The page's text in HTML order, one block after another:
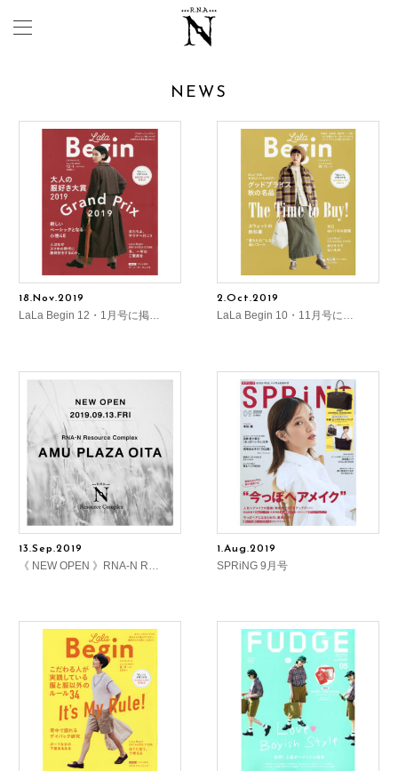
NEWS
18.Nov.2019
LaLa Begin 12・1月号に掲…
2.Oct.2019
LaLa Begin 10・11月号に…
13.Sep.2019
《 NEW OPEN 》RNA-N R…
1.Aug.2019
SPRiNG 9月号